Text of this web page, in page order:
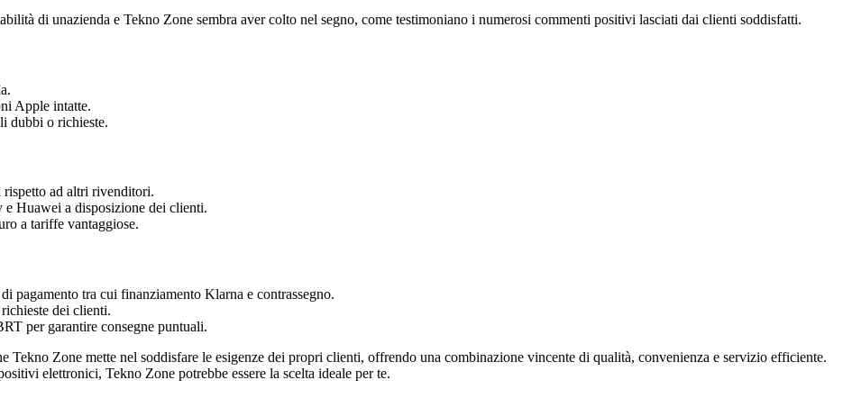
di unazienda e Tekno Zone sembra aver colto nel segno, come testimoniano i numerosi commenti positivi lasciati dai clienti soddisfatti.
Apple intatte.
dubbi o richieste.
ad altri rivenditori.
Huawei a disposizione dei clienti.
a tariffe vantaggiose.
pagamento tra cui finanziamento Klarna e contrassegno.
dei clienti.
per garantire consegne puntuali.
Tekno Zone mette nel soddisfare le esigenze dei propri clienti, offrendo una combinazione vincente di qualità, convenienza e servizio efficiente.
elettronici, Tekno Zone potrebbe essere la scelta ideale per te.